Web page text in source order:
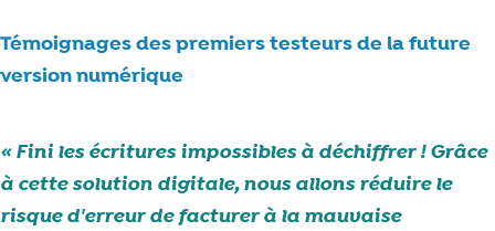
Témoignages des premiers testeurs de la future
version numérique
Fini les écritures impossibles à déchiffrer ! Grâce
à cette solution digitale, nous allons réduire le
risque d'erreur de facturer à la mauvaise